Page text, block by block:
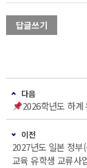
답글쓰기
다음
2026학년도 하계
이전
2027년도 일본 정
교육 유학생 교류사